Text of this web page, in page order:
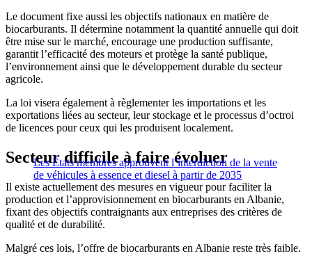
Le document fixe aussi les objectifs nationaux en matière de
biocarburants. Il détermine notamment la quantité annuelle qui doit
être mise sur le marché, encourage une production suffisante,
garantit l’efficacité des moteurs et protège la santé publique,
l’environnement ainsi que le développement durable du secteur
agricole.
La loi visera également à règlementer les importations et les
exportations liées au secteur, leur stockage et le processus d’octroi
de licences pour ceux qui les produisent localement.
Les États membres approuvent l’interdiction de la vente
de véhicules à essence et diesel à partir de 2035
Secteur difficile à faire évoluer
Il existe actuellement des mesures en vigueur pour faciliter la
production et l’approvisionnement en biocarburants en Albanie,
fixant des objectifs contraignants aux entreprises des critères de
qualité et de durabilité.
Malgré ces lois, l’offre de biocarburants en Albanie reste très faible.